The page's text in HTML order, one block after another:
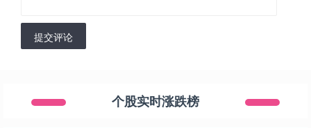
提交评论
个股实时涨跌榜